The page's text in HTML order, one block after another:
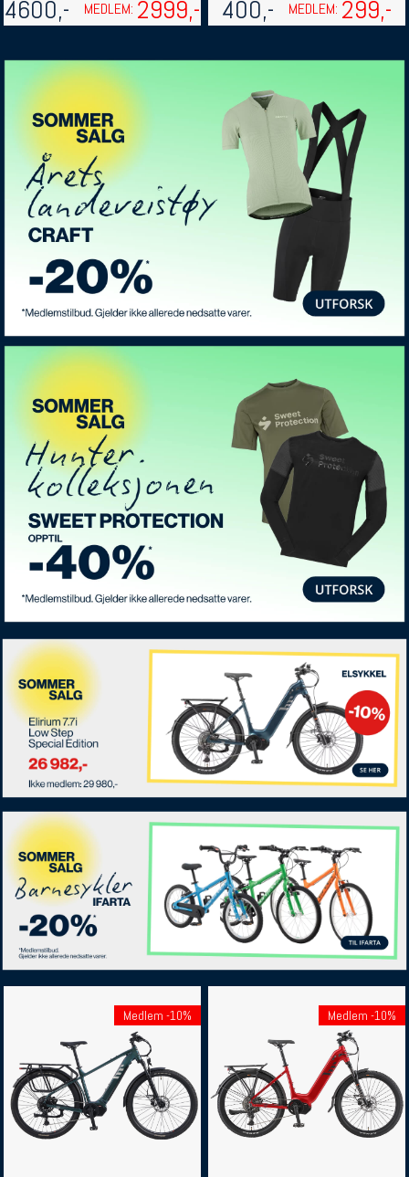
4600,- MEDLEM: 2999,- 400,- MEDLEM: 299,-
Medlem -10% Medlem -10%